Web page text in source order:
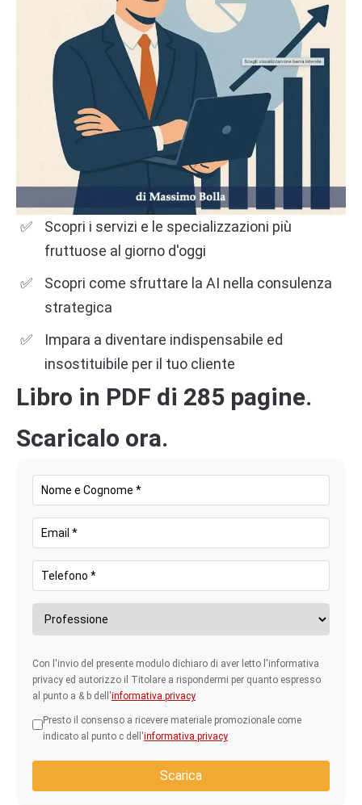
Scopri i servizi e le specializzazioni più
fruttuose al giorno d'oggi
Scopri come sfruttare la AI nella consulenza
strategica
Impara a diventare indispensabile ed
insostituibile per il tuo cliente
Libro in PDF di 285 pagine.
Scaricalo ora.
Con l'invio del presente modulo dichiaro di aver letto l'informativa
privacy ed autorizzo il Titolare a rispondermi per quanto espresso
al punto a & b dell'informativa privacy
Presto il consenso a ricevere materiale promozionale come
indicato al punto c dell'informativa privacy
Scarica